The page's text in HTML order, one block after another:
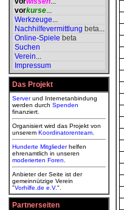
vorkurse...
Werkzeuge...
Nachhilfevermittlung beta...
Online-Spiele beta
Suchen
Verein...
Impressum
Das Projekt
Serverund Internetanbindung
werden durch Spenden
finanziert.
Organisiert wird das Projekt von
unserem Koordinatorenteam
Hunderte Mitgliederhelfen
ehrenamtlich in unseren
moderierten Foren
Anbieter der Seite ist der
gemeinnützige Verein
"Vorhilfe.de e.V.".
Partnerseiten